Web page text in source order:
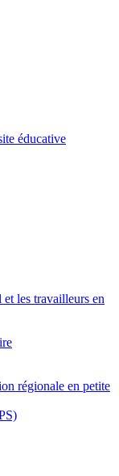
éducative
les travailleurs en
régionale en petite